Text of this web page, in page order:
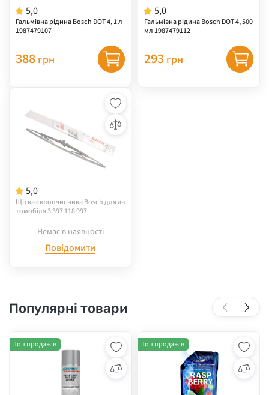
5,0
Гальмівна рідина Bosch DOT 4, 1 л
1987479107
388 грн
5,0
Гальмівна рідина Bosch DOT 4, 500
мл 1987479112
293 грн
5,0
Щітка склоочисника Bosch для ав
томобіля 3 397 118 997
Немає в наявності
Повідомити
Популярні товари
Топ продажів Топ продажів